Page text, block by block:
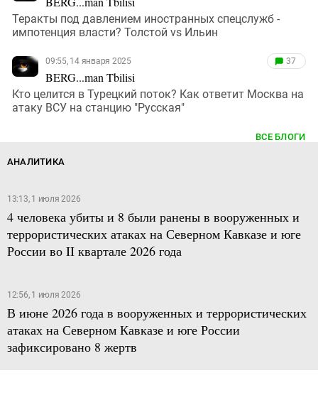
Теракты под давлением иностранных спецслужб -
импотенция власти? Толстой vs Ильин
09:55, 14 января 2025
BERG...man Tbilisi
37
Кто целится в Турецкий поток? Как ответит Москва на
атаку ВСУ на станцию "Русская"
ВСЕ БЛОГИ
АНАЛИТИКА
13:13, 1 июля 2026
4 человека убиты и 8 были ранены в вооруженных и
террористических атаках на Северном Кавказе и юге
России во II квартале 2026 года
12:56, 1 июля 2026
В июне 2026 года в вооруженных и террористических
атаках на Северном Кавказе и юге России
зафиксировано 8 жертв